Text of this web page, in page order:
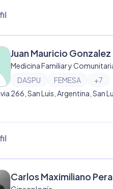
Juan Mauricio Gonzalez
Medicina Familiar y
DASPU
FEMESA +7
266, San Luis, Argentina, San
Carlos Maximiliano